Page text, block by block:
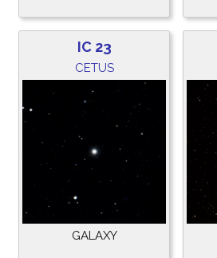
IC 23
CETUS
GALAXY